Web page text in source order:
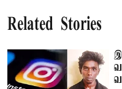
Related Stories